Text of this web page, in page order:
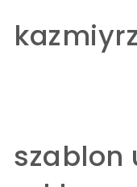
szablon